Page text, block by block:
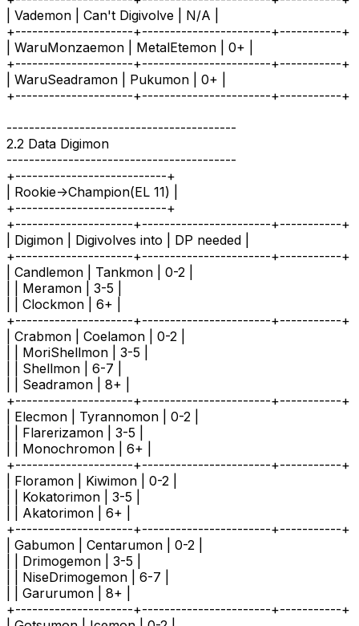
| Vademon | Can't Digivolve | N/A |
+---------------------+-----------------------+-----------+
| WaruMonzaemon | MetalEtemon | 0+ |
+---------------------+-----------------------+-----------+
| WaruSeadramon | Pukumon | 0+ |
+---------------------+-----------------------+-----------+
-----------------------------------------
2.2 Data Digimon
-----------------------------------------
+---------------------------+
| Rookie->Champion(EL 11) |
+---------------------------+
+---------------------+-----------------------+-----------+
| Digimon | Digivolves into | DP needed |
+---------------------+-----------------------+-----------+
| Candlemon | Tankmon | 0-2 |
| | Meramon | 3-5 |
| | Clockmon | 6+ |
+---------------------+-----------------------+-----------+
| Crabmon | Coelamon | 0-2 |
| | MoriShellmon | 3-5 |
| | Shellmon | 6-7 |
| | Seadramon | 8+ |
+---------------------+-----------------------+-----------+
| Elecmon | Tyrannomon | 0-2 |
| | Flarerizamon | 3-5 |
| | Monochromon | 6+ |
+---------------------+-----------------------+-----------+
| Floramon | Kiwimon | 0-2 |
| | Kokatorimon | 3-5 |
| | Akatorimon | 6+ |
+---------------------+-----------------------+-----------+
| Gabumon | Centarumon | 0-2 |
| | Drimogemon | 3-5 |
| | NiseDrimogemon | 6-7 |
| | Garurumon | 8+ |
+---------------------+-----------------------+-----------+